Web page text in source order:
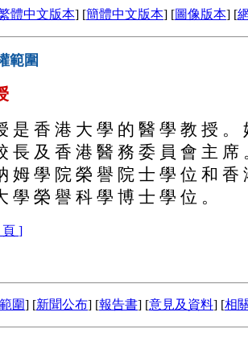
體中文版本] [簡體中文版本] [圖像版本] [
範圍
是 香 港 大 學 的 醫 學 教 授 。
長 及 香 港 醫 務 委 員 會 主 席
姆 學 院 榮 譽 院 士 學 位 和 香
學 榮 譽 科 學 博 士 學 位 。
頁 ]
圍] [新聞公布] [報告書] [意見及資料] [相